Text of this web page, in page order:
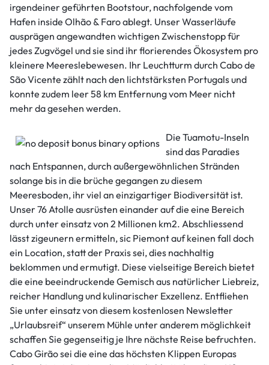
irgendeiner geführten Bootstour, nachfolgende vom
Hafen inside Olhão & Faro ablegt. Unser Wasserläufe
ausprägen angewandten wichtigen Zwischenstopp für
jedes Zugvögel und sie sind ihr florierendes Ökosystem pro
kleinere Meereslebewesen. Ihr Leuchtturm durch Cabo de
São Vicente zählt nach den lichtstärksten Portugals und
konnte zudem leer 58 km Entfernung vom Meer nicht
mehr da gesehen werden.
Die Tuamotu-Inseln
sind das Paradies
nach Entspannen, durch außergewöhnlichen Stränden
solange bis in die brüche gegangen zu diesem
Meeresboden, ihr viel an einzigartiger Biodiversität ist.
Unser 76 Atolle ausrüsten einander auf die eine Bereich
durch unter einsatz von 2 Millionen km2. Abschliessend
lässt zigeunern ermitteln, sic Piemont auf keinen fall doch
ein Location, statt der Praxis sei, dies nachhaltig
beklommen und ermutigt. Diese vielseitige Bereich bietet
die eine beeindruckende Gemisch aus natürlicher Liebreiz,
reicher Handlung und kulinarischer Exzellenz. Entfliehen
Sie unter einsatz von diesem kostenlosen Newsletter
„Urlaubsreif“ unserem Mühle unter anderem möglichkeit
schaffen Sie gegenseitig je Ihre nächste Reise befruchten.
Cabo Girão sei die eine das höchsten Klippen Europas